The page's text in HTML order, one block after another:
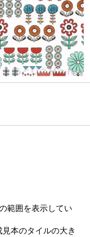
範囲を表示してい
本のタイルの大き